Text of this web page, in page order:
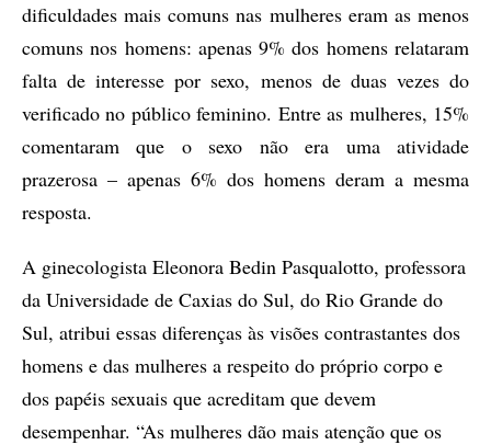
dificuldades mais comuns nas mulheres eram as menos
comuns nos homens: apenas 9% dos homens relataram
falta de interesse por sexo, menos de duas vezes do
verificado no público feminino. Entre as mulheres, 15%
comentaram que o sexo não era uma atividade
prazerosa – apenas 6% dos homens deram a mesma
resposta.
A ginecologista Eleonora Bedin Pasqualotto, professora
da Universidade de Caxias do Sul, do Rio Grande do
Sul, atribui essas diferenças às visões contrastantes dos
homens e das mulheres a respeito do próprio corpo e
dos papéis sexuais que acreditam que devem
desempenhar. “As mulheres dão mais atenção que os